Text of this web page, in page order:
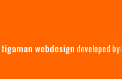
tigaman webdesign developed by: